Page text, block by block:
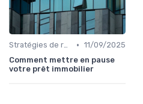
Stratégies de remboursement • 11/09/2025
Comment mettre en pause
votre prêt immobilier